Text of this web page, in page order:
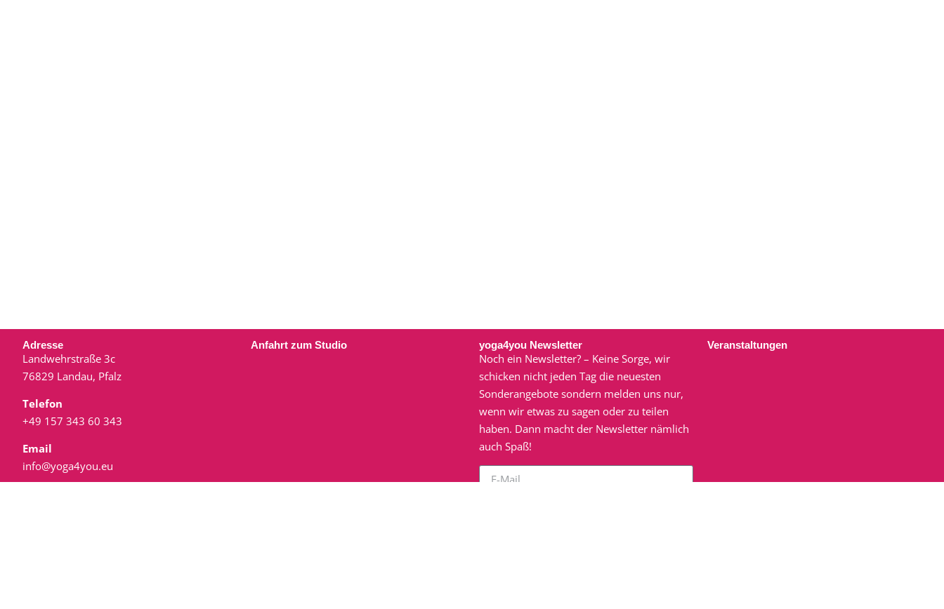
Adresse
Landwehrstraße 3c
76829 Landau, Pfalz
Telefon
+49 157 343 60 343
Email
info@yoga4you.eu
Anfahrt zum Studio yoga4you Newsletter
Noch ein Newsletter? – Keine Sorge, wir
schicken nicht jeden Tag die neuesten
Sonderangebote sondern melden uns nur,
wenn wir etwas zu sagen oder zu teilen
haben. Dann macht der Newsletter nämlich
auch Spaß!
Veranstaltungen